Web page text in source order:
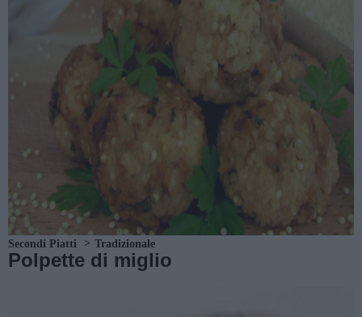
Secondi Piatti Tradizionale
Polpette di miglio